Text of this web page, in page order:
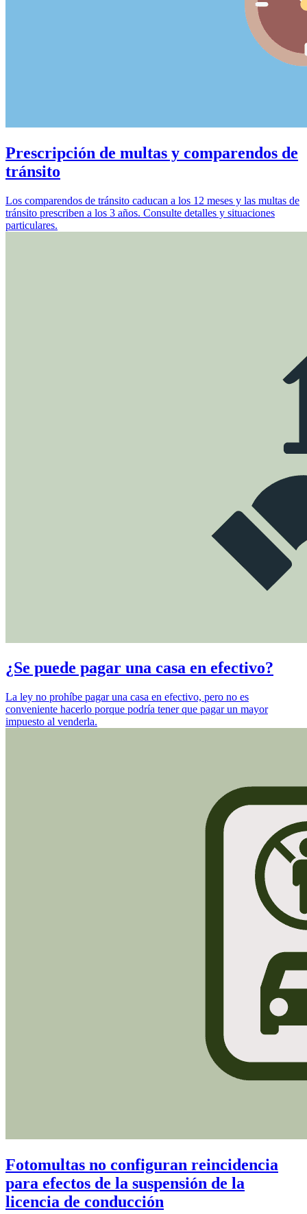
Prescripción de multas y comparendos de
tránsito
Los comparendos de tránsito caducan a los 12 meses y las multas de
tránsito prescriben a los 3 años. Consulte detalles y situaciones
particulares.
¿Se puede pagar una casa en efectivo?
La ley no prohíbe pagar una casa en efectivo, pero no es
conveniente hacerlo porque podría tener que pagar un mayor
impuesto al venderla.
Fotomultas no configuran reincidencia
para efectos de la suspensión de la
licencia de conducción